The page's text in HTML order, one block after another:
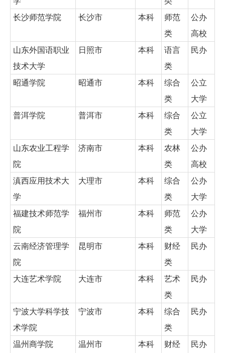
长沙师范学院 长沙市 本科
师范
类
公办
高校
山东外国语职业
技术大学
日照市 本科
语言
类
民办
昭通学院 昭通市 本科
综合
类
公立
大学
普洱学院
普洱市 本科
综合
类
公立
大学
山东农业工程学
院
济南市 本科
农林
类
公办
高校
滇西应用技术大
学
大理市 本科
综合
类
公办
大学
福建技术师范学
院
福州市 本科
师范
类
公办
大学
云南经济管理学
院
昆明市 本科
财经
类
民办
大连艺术学院 大连市 本科
艺术
类
民办
宁波大学科学技
术学院
宁波市 本科
综合
类
民办
温州商学院 温州市 本科
财经
民办